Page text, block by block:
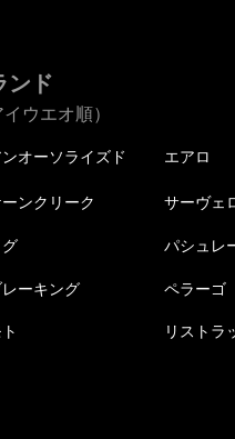
ンド
ウエオ順）
ンオーソライズド エアロ
ンクリーク サーヴェ
グ パシュレ
レーキング ペラーゴ
リストラ